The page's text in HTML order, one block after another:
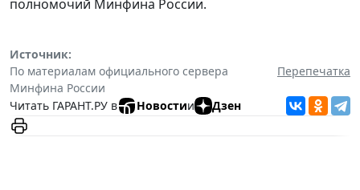
полномочий Минфина России.
Источник:
По материалам официального сервера
Минфина России
Перепечатка
Читать ГАРАНТ.РУ в Новостии Дзен